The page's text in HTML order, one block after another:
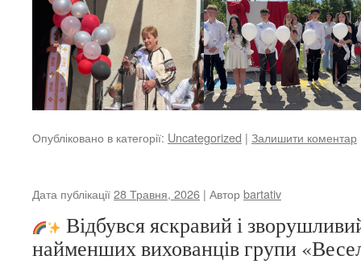
Опубліковано в категорії: Uncategorized | Залишити коментар
Дата публікації28 Травня, 2026 | Авторbartativ
Відбувся яскравий і
найменших вихованців групи